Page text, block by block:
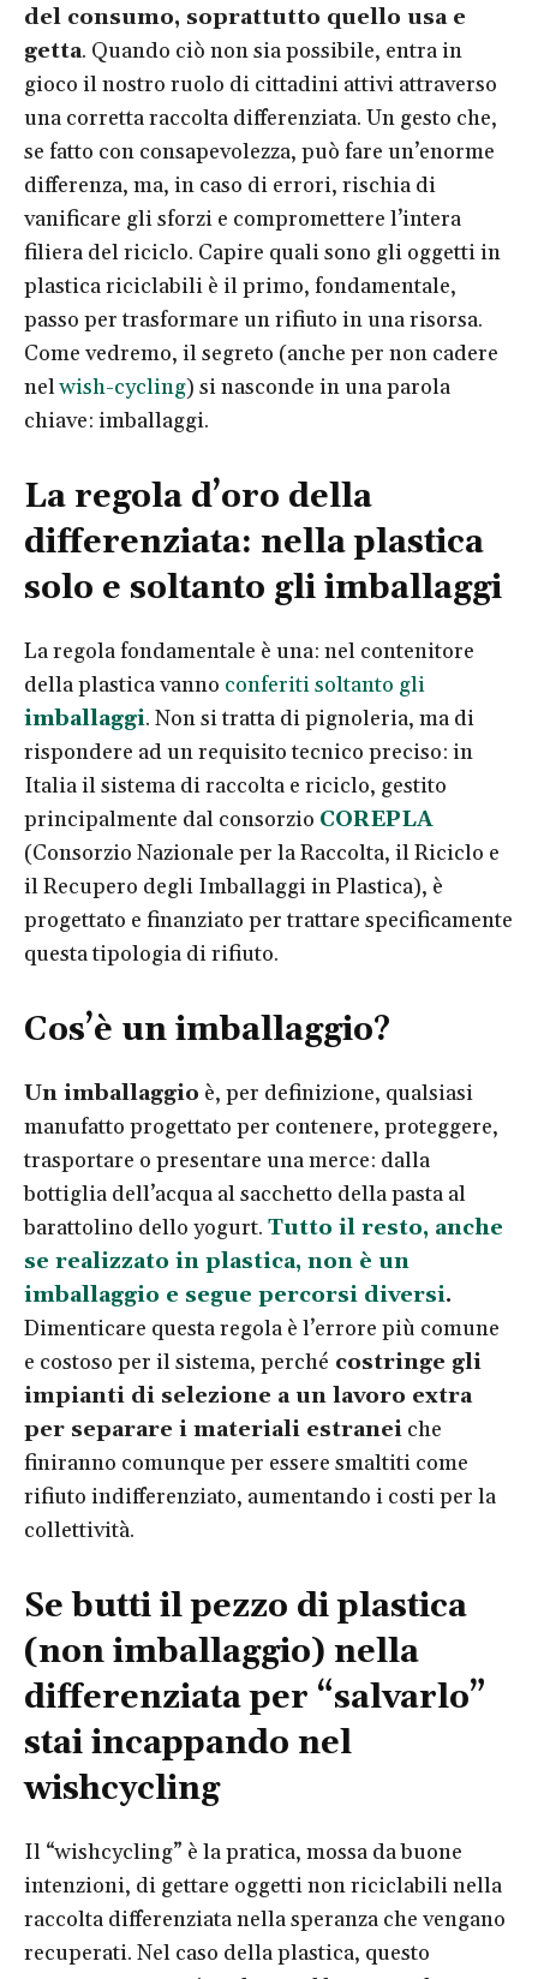
del consumo, soprattutto quello usa e
getta. Quando ciò non sia possibile, entra in
gioco il nostro ruolo di cittadini attivi attraverso
una corretta raccolta differenziata. Un gesto che,
se fatto con consapevolezza, può fare un’enorme
differenza, ma, in caso di errori, rischia di
vanificare gli sforzi e compromettere l’intera
filiera del riciclo. Capire quali sono gli oggetti in
plastica riciclabili è il primo, fondamentale,
passo per trasformare un rifiuto in una risorsa.
Come vedremo, il segreto (anche per non cadere
nelwish-cycling) si nasconde in una parola
chiave: imballaggi.
La regola d’oro della
differenziata: nella plastica
solo e soltanto gli imballaggi
La regola fondamentale è una: nel contenitore
della plastica vanno conferiti soltanto gli
imballaggi. Non si tratta di pignoleria, ma di
rispondere ad un requisito tecnico preciso: in
Italia il sistema di raccolta e riciclo, gestito
principalmente dal consorzio COREPLA
(Consorzio Nazionale per la Raccolta, il Riciclo e
il Recupero degli Imballaggi in Plastica), è
progettato e finanziato per trattare specificamente
questa tipologia di rifiuto.
Cos’è un imballaggio?
Un imballaggio è, per definizione, qualsiasi
manufatto progettato per contenere, proteggere,
trasportare o presentare una merce: dalla
bottiglia dell’acqua al sacchetto della pasta al
barattolino dello yogurt. Tutto il resto, anche
se realizzato in plastica, non è un
imballaggio e segue percorsi diversi.
Dimenticare questa regola è l’errore più comune
e costoso per il sistema, perché costringe gli
impianti di selezione a un lavoro extra
per separare i materiali estranei che
finiranno comunque per essere smaltiti come
rifiuto indifferenziato, aumentando i costi per la
collettività.
Se butti il pezzo di plastica
(non imballaggio) nella
differenziata per “salvarlo”
stai incappando nel
wishcycling
Il “wishcycling” è la pratica, mossa da buone
intenzioni, di gettare oggetti non riciclabili nella
raccolta differenziata nella speranza che vengano
recuperati. Nel caso della plastica, questo